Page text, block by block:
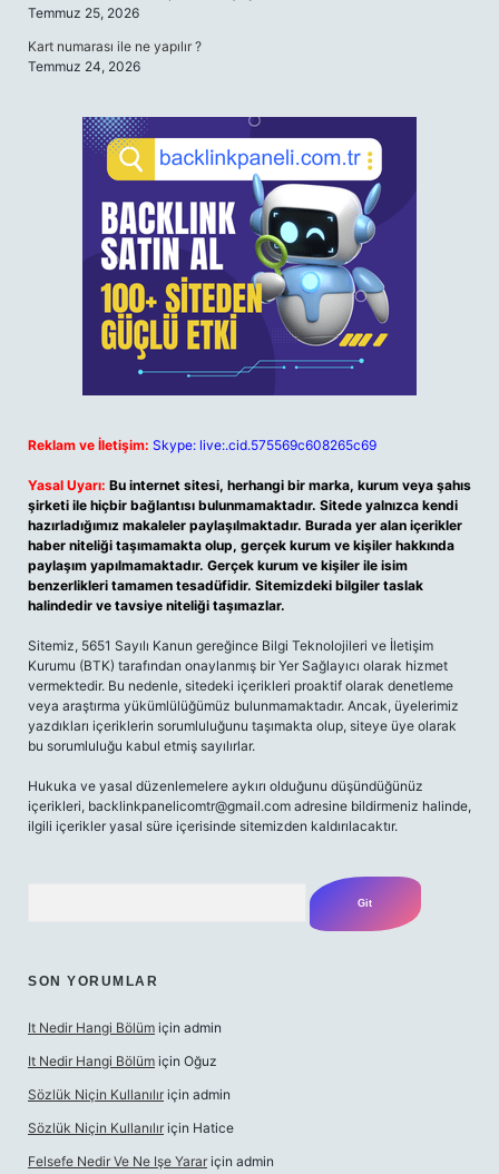
Temmuz 25, 2026
Kart numarası ile ne yapılır ?
Temmuz 24, 2026
Reklam ve İletişim: Skype: live:.cid.575569c608265c69
Yasal Uyarı: Bu internet sitesi, herhangi bir marka, kurum veya şahıs
şirketi ile hiçbir bağlantısı bulunmamaktadır. Sitede yalnızca kendi
hazırladığımız makaleler paylaşılmaktadır. Burada yer alan içerikler
haber niteliği taşımamakta olup, gerçek kurum ve kişiler hakkında
paylaşım yapılmamaktadır. Gerçek kurum ve kişiler ile isim
benzerlikleri tamamen tesadüfidir. Sitemizdeki bilgiler taslak
halindedir ve tavsiye niteliği taşımazlar.
Sitemiz, 5651 Sayılı Kanun gereğince Bilgi Teknolojileri ve İletişim
Kurumu (BTK) tarafından onaylanmış bir Yer Sağlayıcı olarak hizmet
vermektedir. Bu nedenle, sitedeki içerikleri proaktif olarak denetleme
veya araştırma yükümlülüğümüz bulunmamaktadır. Ancak, üyelerimiz
yazdıkları içeriklerin sorumluluğunu taşımakta olup, siteye üye olarak
bu sorumluluğu kabul etmiş sayılırlar.
Hukuka ve yasal düzenlemelere aykırı olduğunu düşündüğünüz
içerikleri, backlinkpanelicomtr@gmail.com adresine bildirmeniz halinde,
ilgili içerikler yasal süre içerisinde sitemizden kaldırılacaktır.
SON YORUMLAR
It Nedir Hangi Bölüm için admin
It Nedir Hangi Bölüm için Oğuz
Sözlük Niçin Kullanılır için admin
Sözlük Niçin Kullanılır için Hatice
Felsefe Nedir Ve Ne Işe Yarar için admin